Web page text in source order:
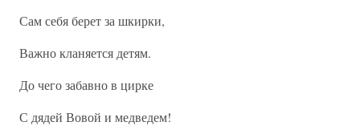
Сам себя берет за шкирки,
Важно кланяется детям.
До чего забавно в цирке
С дядей Вовой и медведем!